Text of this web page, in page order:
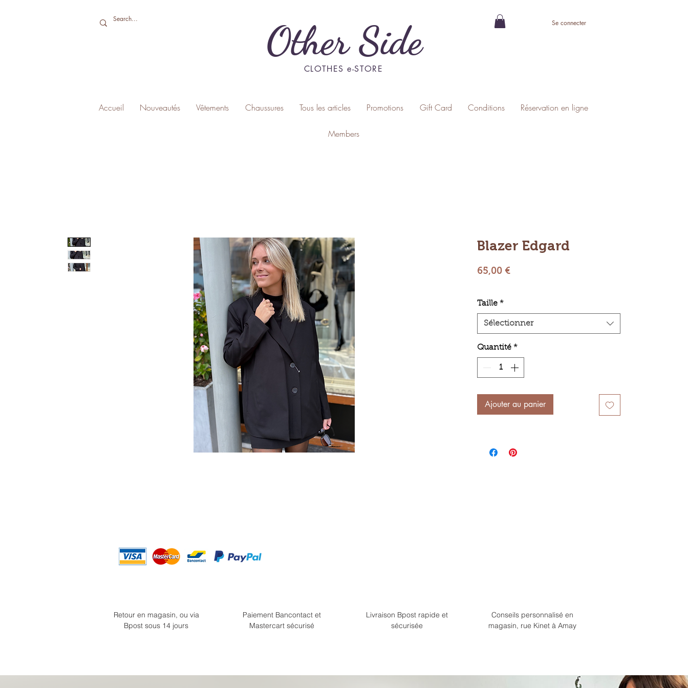
Other Side
CLOTHES e-STORE
Se connecter
Accueil Nouveautés Vêtements Chaussures Tous les articles Promotions Gift Card Conditions Réservation en ligne
Members
Blazer Edgard
65,00 €Prix
Taille *
Sélectionner
Quantité *
Ajouter au panier
Retour en magasin, ou via
Bpost sous 14 jours
Paiement Bancontact et
Mastercart sécurisé
Livraison Bpost rapide et
sécurisée
Conseils personnalisé en
magasin, rue Kinet à Amay